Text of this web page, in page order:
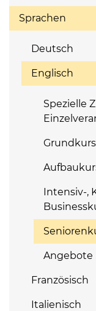
Sprachen
Deutsch
Englisch
Spezielle
Intensiv-,
Angebote
Französisch
Italienisch